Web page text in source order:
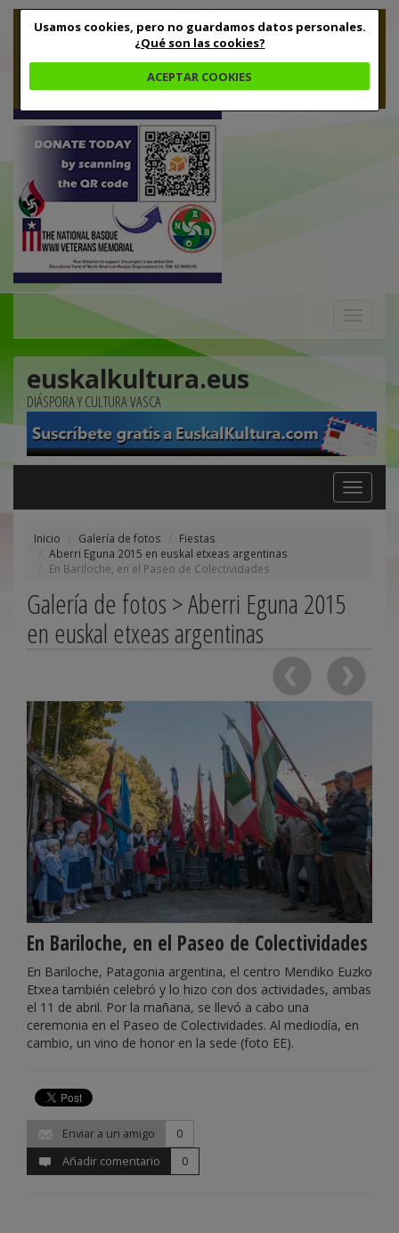
Usamos cookies, pero no guardamos datos personales.
¿Qué son las cookies?
ACEPTAR COOKIES
euskalkultura.eus
DIÁSPORA Y CULTURA VASCA
Toggle
navigation
Inicio Galería de fotos
Fiestas
Aberri Eguna 2015 en euskal etxeas argentinas
En Bariloche, en el Paseo de Colectividades
Galería de fotos > Aberri Eguna 2015
en euskal etxeas argentinas
En Bariloche, en el Paseo de Colectividades
En Bariloche, Patagonia argentina, el centro Mendiko Euzko
Etxea también celebró y lo hizo con dos actividades, ambas
el 11 de abril. Por la mañana, se llevó a cabo una
ceremonia en el Paseo de Colectividades. Al mediodía, en
cambio, un vino de honor en la sede (foto EE).
Enviar a un amigo
0
Añadir comentario
0